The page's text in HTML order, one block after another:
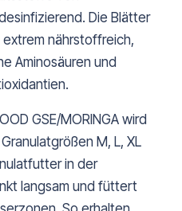
Die Blätter
nährstoffreich,
Aminosäuren und
GSE/MORINGA wird
M, L, XL
in der
langsam und füttert